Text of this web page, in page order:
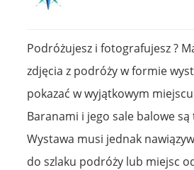
Podróżujesz i fotografujesz ?
zdjęcia z podróży w formie
pokazać w wyjątkowym miejscu
Baranami i jego sale balowe
Wystawa musi jednak
do szlaku podróży lub miejsc